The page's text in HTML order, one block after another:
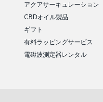
アクアサーキュレーション
CBDオイル製品
ギフト
有料ラッピングサービス
電磁波測定器レンタル